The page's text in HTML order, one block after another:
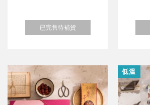
已完售待補貨
低溫